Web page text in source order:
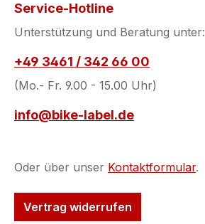
Service-Hotline
Unterstützung und Beratung unter:
+49 3461 / 342 66 00
(Mo.- Fr. 9.00 - 15.00 Uhr)
info@bike-label.de
Oder über unser Kontaktformular.
Vertrag widerrufen